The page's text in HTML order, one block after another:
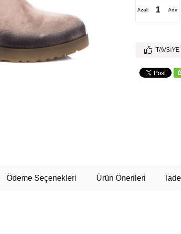
Artır
Azalt
TAVSIYE
Ödeme Seçenekleri Ürün Önerileri